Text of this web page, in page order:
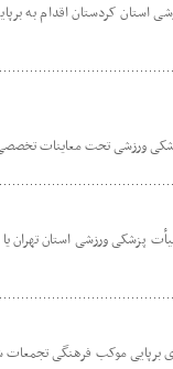
استان کردستان اقدام به
پزشکی ورزشی تحت معاینات
پزشکی ورزشی استان تهران یا
موکب فرهنگی